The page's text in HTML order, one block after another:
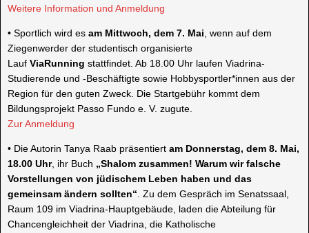
Weitere Information und Anmeldung
• Sportlich wird es am Mittwoch, dem 7. Mai, wenn auf dem
Ziegenwerder der studentisch organisierte
Lauf ViaRunning stattfindet. Ab 18.00 Uhr laufen Viadrina-
Studierende und -Beschäftigte sowie Hobbysportler*innen aus der
Region für den guten Zweck. Die Startgebühr kommt dem
Bildungsprojekt Passo Fundo e. V. zugute.
Zur Anmeldung
• Die Autorin Tanya Raab präsentiert am Donnerstag, dem 8. Mai,
18.00 Uhr, ihr Buch „Shalom zusammen! Warum wir falsche
Vorstellungen von jüdischem Leben haben und das
gemeinsam ändern sollten“. Zu dem Gespräch im Senatssaal,
Raum 109 im Viadrina-Hauptgebäude, laden die Abteilung für
Chancengleichheit der Viadrina, die Katholische